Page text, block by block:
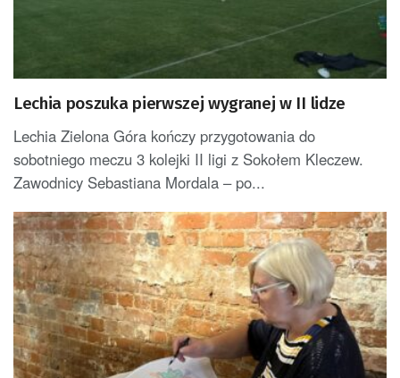
Lechia poszuka pierwszej wygranej w II lidze
Lechia Zielona Góra kończy przygotowania do
sobotniego meczu 3 kolejki II ligi z Sokołem Kleczew.
Zawodnicy Sebastiana Mordala – po...